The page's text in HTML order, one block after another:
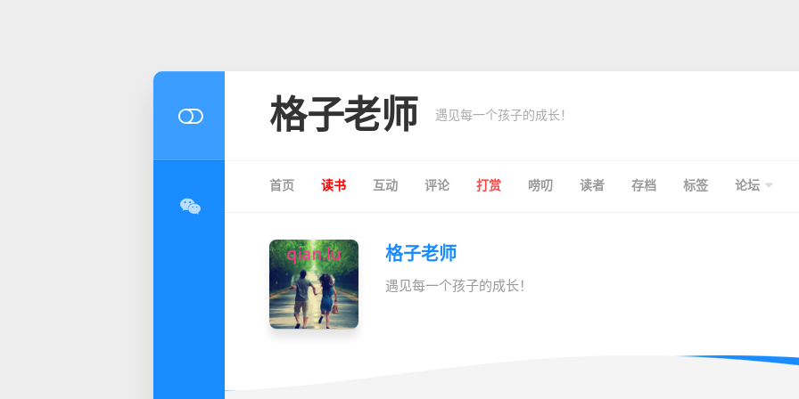
格子老师 遇见每一个孩子的成长！
首页 读书 互动 评论 打赏 唠叨 读者 存档 标签 论坛
格子老师
遇见每一个孩子的成长！